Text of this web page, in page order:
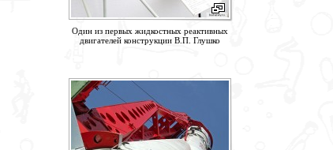
Один из первых жидкостных реактивных
двигателей конструкции В.П. Глушко